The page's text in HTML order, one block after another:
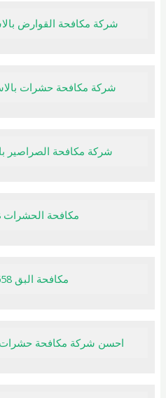
شركة مكافحة القوارض بالاسكندرية
شركة مكافحة حشرات بالاسكندرية
شركة مكافحة الصراصير بالرحاب
مكافحة الحشرات 01000200658
مكافحة البق 01000200658
احسن شركة مكافحة حشرات في مصر